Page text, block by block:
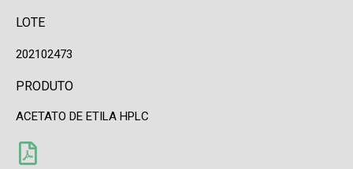
LOTE
202102473
PRODUTO
ACETATO DE ETILA HPLC